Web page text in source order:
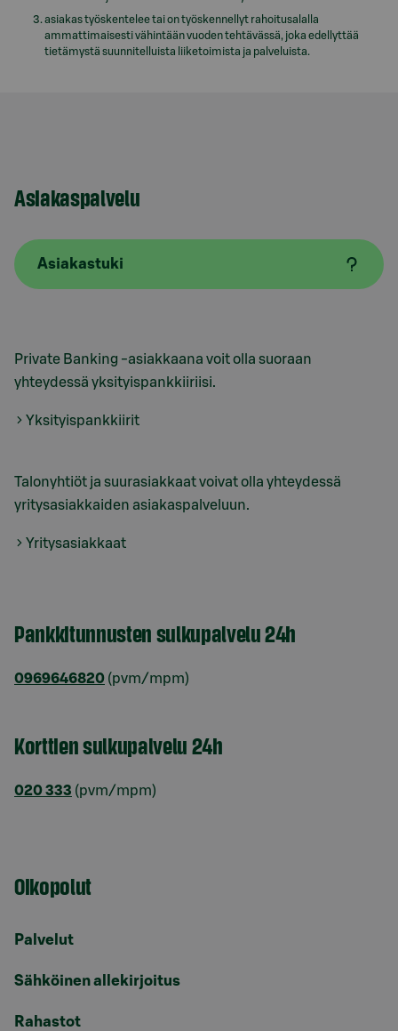
asiakas työskentelee tai on työskennellyt rahoitusalalla
ammattimaisesti vähintään vuoden tehtävässä, joka edellyttää
tietämystä suunnitelluista liiketoimista ja palveluista.
Asiakaspalvelu
Asiakastuki
Private Banking -asiakkaana voit olla suoraan
yhteydessä yksityispankkiiriisi.
Yksityispankkiirit
Talonyhtiöt ja suurasiakkaat voivat olla yhteydessä
yritysasiakkaiden asiakaspalveluun.
Yritysasiakkaat
Pankkitunnusten sulkupalvelu 24h
0969646820 (pvm/mpm)
Korttien sulkupalvelu 24h
020 333 (pvm/mpm)
Oikopolut
Palvelut
Sähköinen allekirjoitus
Rahastot